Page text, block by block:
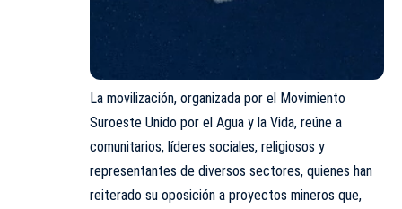
La movilización, organizada por el Movimiento
Suroeste Unido por el Agua y la Vida, reúne a
comunitarios, líderes sociales, religiosos y
representantes de diversos sectores, quienes han
reiterado su oposición a proyectos mineros que,